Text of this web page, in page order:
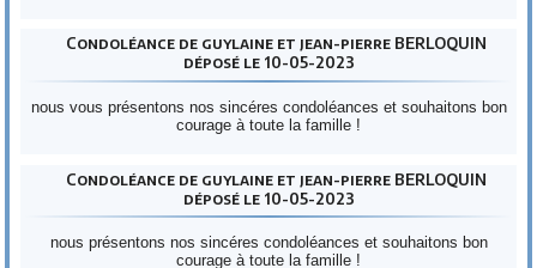
Condoléance de guylaine et jean-pierre BERLOQUIN
déposé le 10-05-2023
nous vous présentons nos sincéres condoléances et souhaitons bon
courage à toute la famille !
Condoléance de guylaine et jean-pierre BERLOQUIN
déposé le 10-05-2023
nous présentons nos sincéres condoléances et souhaitons bon
courage à toute la famille !